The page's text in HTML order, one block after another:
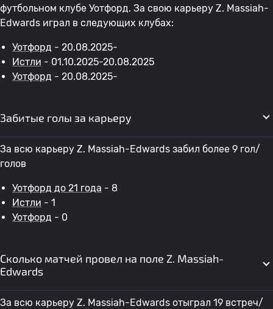
футбольном клубе Уотфорд. За свою карьеру Z. Massiah-
Edwards играл в следующих клубах:
Уотфорд - 20.08.2025-
Истли - 01.10.2025-20.08.2025
Уотфорд - 20.08.2025-
Забитые голы за карьеру
За всю карьеру Z. Massiah-Edwards забил более 9 гол/
голов
Уотфорд до 21 года - 8
Истли - 1
Уотфорд - 0
Сколько матчей провел на поле Z. Massiah-
Edwards
За всю карьеру Z. Massiah-Edwards отыграл 19 встреч/